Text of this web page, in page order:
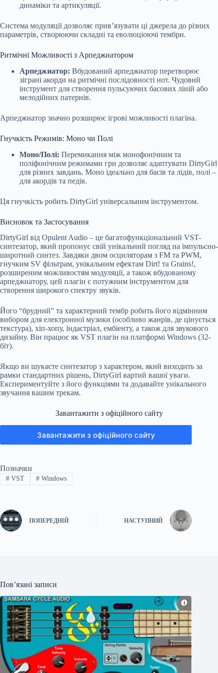
динаміки та артикуляції.
Система модуляції дозволяє прив’язувати ці джерела до різних
параметрів, створюючи складні та еволюціоючі тембри.
Ритмічні Можливості з Арпеджиатором
Арпеджиатор: Вбудований арпеджиатор перетворює
зіграні акорди на ритмічні послідовності нот. Чудовий
інструмент для створення пульсуючих басових ліній або
мелодійних патернів.
Арпеджиатор значно розширює ігрові можливості плагіна.
Гнучкість Режимів: Моно чи Полі
Моно/Полі: Перемикання між монофонічним та
поліфонічним режимами гри дозволяє адаптувати DirtyGirl
для різних завдань. Моно ідеально для басів та лідів, полі –
для акордів та педів.
Ця гнучкість робить DirtyGirl універсальним інструментом.
Висновок та Застосування
DirtyGirl від Opulent Audio – це багатофункціональний VST-
синтезатор, який пропонує свій унікальний погляд на імпульсно-
широтний синтез. Завдяки двом осциляторам з FM та PWM,
гнучким SV фільтрам, унікальним ефектам Dirt! та Grains!,
розширеним можливостям модуляції, а також вбудованому
арпеджиатору, цей плагін є потужним інструментом для
створення широкого спектру звуків.
Його “брудний” та характерний тембр робить його відмінним
вибором для електронної музики (особливо жанрів, де цінується
текстура), хіп-хопу, індастріал, ембіенту, а також для звукового
дизайну. Він працює як VST плагін на платформі Windows (32-
біт).
Якщо ви шукаєте синтезатор з характером, який виходить за
рамки стандартних рішень, DirtyGirl вартий вашої уваги.
Експериментуйте з його функціями та додавайте унікального
звучання вашим трекам.
Завантажити з офіційного сайту
Завантажити з офіційного сайту
Позначки
#VST #Windows
ПОПЕРЕДНІЙ НАСТУПНИЙ
Пов’язані записи